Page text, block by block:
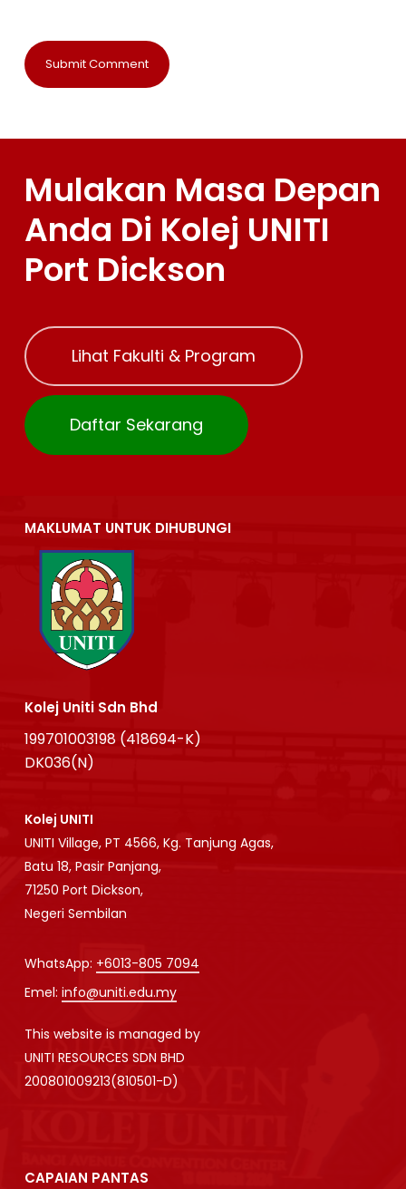
Mulakan Masa Depan
Anda Di Kolej UNITI
Port Dickson
Lihat Fakulti & Program
Daftar Sekarang
MAKLUMAT UNTUK DIHUBUNGI
Kolej Uniti Sdn Bhd
199701003198 (418694-K)
DK036(N)
Kolej UNITI
UNITI Village, PT 4566, Kg. Tanjung Agas,
Batu 18, Pasir Panjang,
71250 Port Dickson,
Negeri Sembilan
WhatsApp: +6013-805 7094
Emel: info@uniti.edu.my
This website is managed by
UNITI RESOURCES SDN BHD
200801009213(810501-D)
CAPAIAN PANTAS